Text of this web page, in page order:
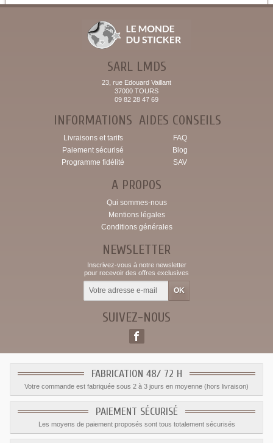
SARL LMDS
23, rue Edouard Vaillant
37000 TOURS
09 82 28 47 69
INFORMATIONS
Livraisons et tarifs
Paiement sécurisé
Programme fidélité
AIDES CONSEILS
FAQ
Blog
SAV
A PROPOS
Qui sommes-nous
Mentions légales
Conditions générales
NEWSLETTER
Inscrivez-vous à notre newsletter
pour recevoir des offres exclusives
SUIVEZ-NOUS
FABRICATION 48/ 72 H
Votre commande est fabriquée sous 2 à 3 jours en moyenne (hors livraison)
PAIEMENT SÉCURISÉ
Les moyens de paiement proposés sont tous totalement sécurisés